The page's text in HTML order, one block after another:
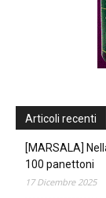
Articoli recenti
[MARSALA]
100 panettoni
17 Dicembre 2025